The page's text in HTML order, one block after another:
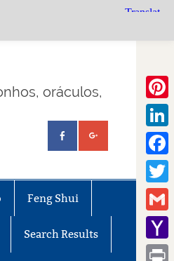
oráculos,
Feng Shui
Search Results
Gmail